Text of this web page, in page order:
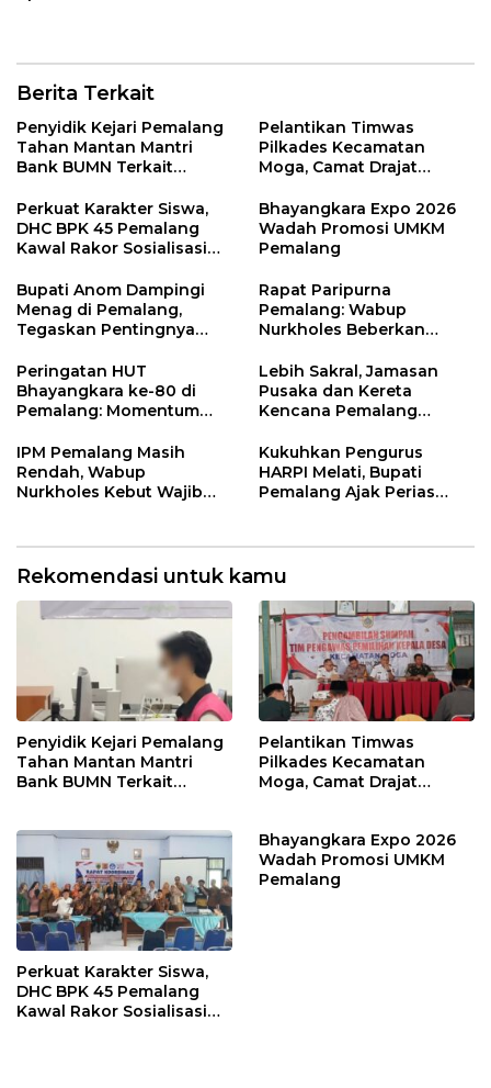
Berita Terkait
Penyidik Kejari Pemalang
Tahan Mantan Mantri
Bank BUMN Terkait
Pelantikan Timwas
Pilkades Kecamatan
Moga, Camat Drajat
Larangan
Perkuat Karakter Siswa,
DHC BPK 45 Pemalang
Kawal Rakor Sosialisasi
Petarukan
Bhayangkara Expo 2026
Wadah Promosi UMKM
Pemalang
Bupati Anom Dampingi
Menag di Pemalang,
Tegaskan Pentingnya
Nikah
Rapat Paripurna
Pemalang: Wabup
Nurkholes Beberkan
Masukan Fraksi DPRD
Peringatan HUT
Bhayangkara ke-80 di
Pemalang: Momentum
Kamtibmas
Lebih Sakral, Jamasan
Pusaka dan Kereta
Kencana Pemalang
Ndalem Notonagoro
IPM Pemalang Masih
Rendah, Wabup
Nurkholes Kebut Wajib
Kukuhkan Pengurus
HARPI Melati, Bupati
Pemalang Ajak Perias
Rekomendasi untuk kamu
Penyidik Kejari Pemalang
Tahan Mantan Mantri
Bank BUMN Terkait
Pelantikan Timwas
Pilkades Kecamatan
Moga, Camat Drajat
Perkuat Karakter Siswa,
DHC BPK 45 Pemalang
Kawal Rakor Sosialisasi
Bhayangkara Expo 2026
Wadah Promosi UMKM
Pemalang